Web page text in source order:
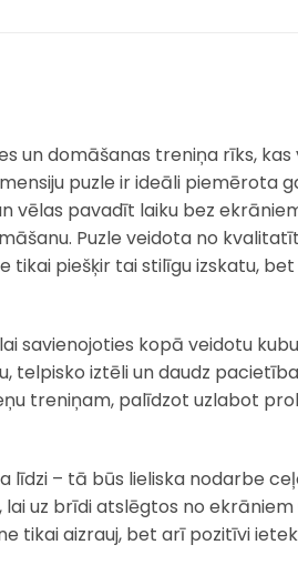
un domāšanas treniņa rīks, kas
puzle ir ideāli piemērota
vēlas pavadīt laiku bez
Puzle veidota no
tikai piešķir tai stilīgu izskatu,
savienojoties kopā veidotu
telpisko iztēli un daudz
treniņam, palīdzot uzlabot
– tā būs lieliska nodarbe
uz brīdi atslēgtos no ekrāniem
tikai aizrauj, bet arī pozitīvi